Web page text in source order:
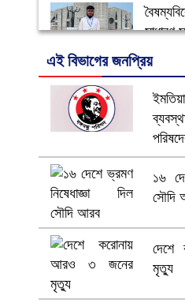
সাধারণ
ভিউ
ভিডিও
আ.লীগ
১৫
এই বিভাগের জনপ্রিয়
১৬
সৌদি
মৃত্যু